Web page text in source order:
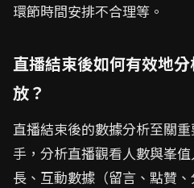
環節時間安排不合理等。
直播結束後如何有效地
放？
直播結束後的數據分析至關
手，分析直播觀看人數與峯
長、互動數據（留言、點贊